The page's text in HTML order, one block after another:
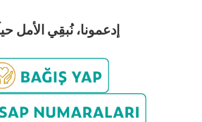
إدعمونا، نُبقِي الأمل